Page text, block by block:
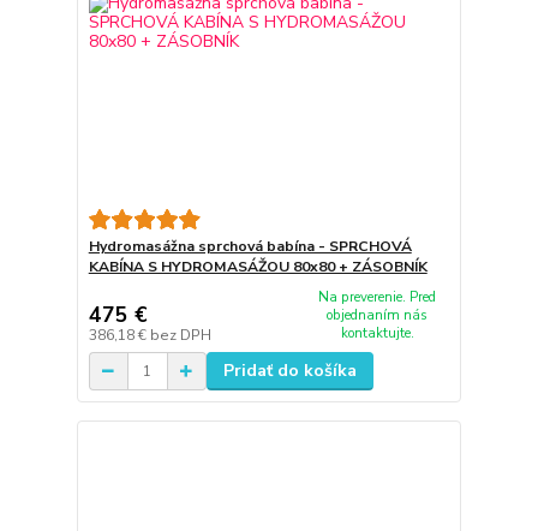
Hydromasážna sprchová babína - SPRCHOVÁ
KABÍNA S HYDROMASÁŽOU 80x80 + ZÁSOBNÍK
475 €
386,18 € bez DPH
Na preverenie. Pred
objednaním nás
kontaktujte.
Pridať do košíka